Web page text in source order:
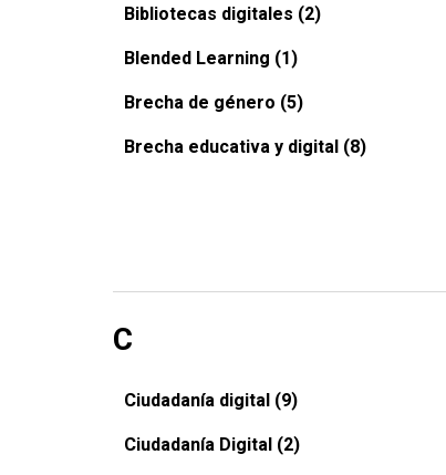
Bibliotecas digitales (2)
Blended Learning (1)
Brecha de género (5)
Brecha educativa y digital (8)
C
Ciudadanía digital (9)
Ciudadanía Digital (2)